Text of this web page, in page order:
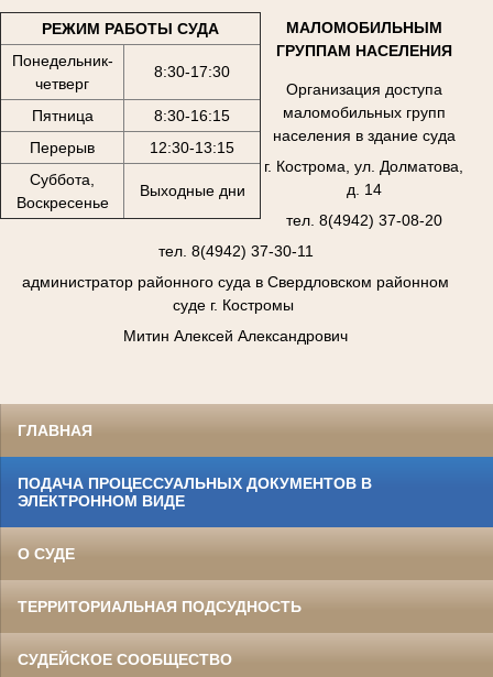
РЕЖИМ РАБОТЫ СУДА
Понедельник-
четверг
8:30-17:30
Пятница
8:30-16:15
Перерыв
12:30-13:15
Суббота,
Воскресенье
Выходные дни
МАЛОМОБИЛЬНЫМ
ГРУППАМ НАСЕЛЕНИЯ
Организация доступа
маломобильных групп
населения в здание суда
г. Кострома, ул. Долматова,
д. 14
тел. 8(4942) 37-08-20
тел. 8(4942) 37-30-11
администратор районного суда в Свердловском районном
суде г. Костромы
Митин Алексей Александрович
ГЛАВНАЯ
ПОДАЧА ПРОЦЕССУАЛЬНЫХ ДОКУМЕНТОВ В
ЭЛЕКТРОННОМ ВИДЕ
О СУДЕ
ТЕРРИТОРИАЛЬНАЯ ПОДСУДНОСТЬ
СУДЕЙСКОЕ СООБЩЕСТВО